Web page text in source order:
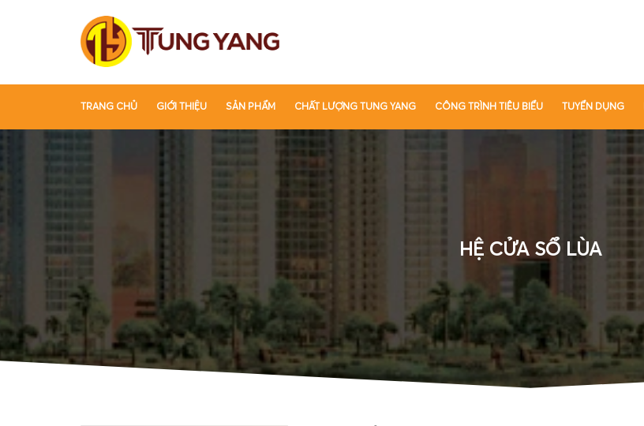
TRANG CHỦ GIỚI THIỆU SẢN PHẨM CHẤT LƯỢNG TUNG YANG CÔNG TRÌNH TIÊU BIỂU TUYỂN DỤNG
HỆ CỬA SỔ LÙA